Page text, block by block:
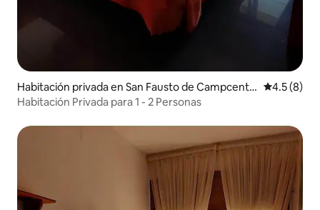
Habitación privada en San Fausto de Campcentel
las
4.5 (8)
Habitación Privada para 1 - 2 Personas